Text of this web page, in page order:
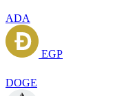
ADA
EGP
DOGE